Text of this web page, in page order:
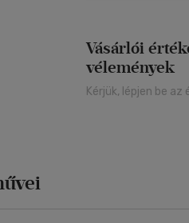
Vásárlói
vélemények
Kérjük, lépjen be az